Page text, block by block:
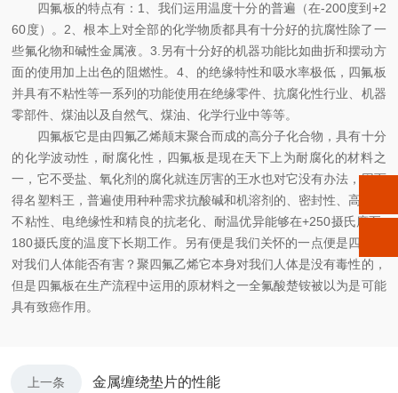
四氟板的特点有：1、我们运用温度十分的普遍（在-200度到+2
60度）。2、根本上对全部的化学物质都具有十分好的抗腐性除了一
些氟化物和碱性金属液。3.另有十分好的机器功能比如曲折和摆动方
面的使用加上出色的阻燃性。4、的绝缘特性和吸水率极低，四氟板
并具有不粘性等一系列的功能使用在绝缘零件、抗腐化性行业、机器
零部件、煤油以及自然气、煤油、化学行业中等等。
四氟板它是由四氟乙烯颠末聚合而成的高分子化合物，具有十分
的化学波动性，耐腐化性，四氟板是现在天下上为耐腐化的材料之
一，它不受盐、氧化剂的腐化就连厉害的王水也对它没有办法，因而
得名塑料王，普遍使用种种需求抗酸碱和机溶剂的、密封性、高光滑
不粘性、电绝缘性和精良的抗老化、耐温优异能够在+250摄氏度至-
180摄氏度的温度下长期工作。另有便是我们关怀的一点便是四氟板
对我们人体能否有害？聚四氟乙烯它本身对我们人体是没有毒性的，
但是四氟板在生产流程中运用的原材料之一全氟酸楚铵被以为是可能
具有致癌作用。
上一条 金属缠绕垫片的性能